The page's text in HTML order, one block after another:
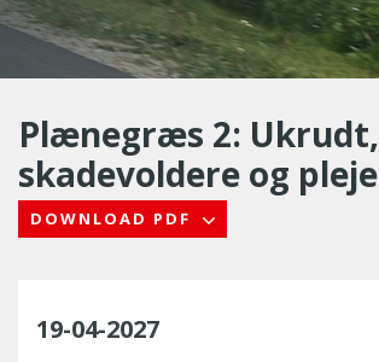
Plænegræs 2: Ukrudt,
skadevoldere og pleje
DOWNLOAD PDF
19-04-2027